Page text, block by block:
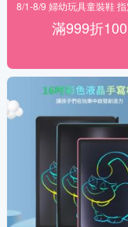
滿999折100